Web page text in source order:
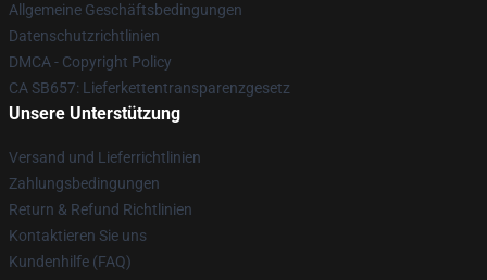
Allgemeine Geschäftsbedingungen
Datenschutzrichtlinien
DMCA - Copyright Policy
CA SB657: Lieferkettentransparenzgesetz
Unsere Unterstützung
Versand und Lieferrichtlinien
Zahlungsbedingungen
Return & Refund Richtlinien
Kontaktieren Sie uns
Kundenhilfe (FAQ)